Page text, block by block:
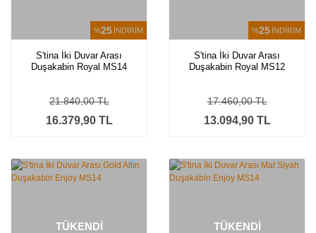
%25 İNDİRİM
S'tina İki Duvar Arası
Duşakabin Royal MS14
16.379,90 TL
21.840,00 TL
%25 İNDİRİM
S'tina İki Duvar Arası
Duşakabin Royal MS12
13.094,90 TL
17.460,00 TL
TÜKENDİ TÜKENDİ